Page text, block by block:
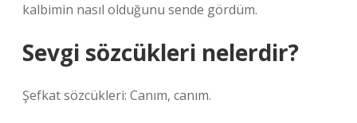
kalbimin nasıl olduğunu sende gördüm.
Sevgi sözcükleri nelerdir?
Şefkat sözcükleri: Canım, canım.